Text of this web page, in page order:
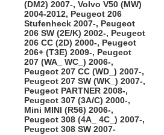
(DM2) 2007-, Volvo V50 (MW)
2004-2012, Peugeot 206
Stufenheck 2007-, Peugeot
206 SW (2E/K) 2002-, Peugeot
206 CC (2D) 2000-, Peugeot
206+ (T3E) 2009-, Peugeot
207 (WA_ WC_) 2006-,
Peugeot 207 CC (WD_) 2007-,
Peugeot 207 SW (WK_) 2007-,
Peugeot PARTNER 2008-,
Peugeot 307 (3A/C) 2000-,
Mini MINI (R56) 2006-,
Peugeot 308 (4A_ 4C_) 2007-,
Peugeot 308 SW 2007-